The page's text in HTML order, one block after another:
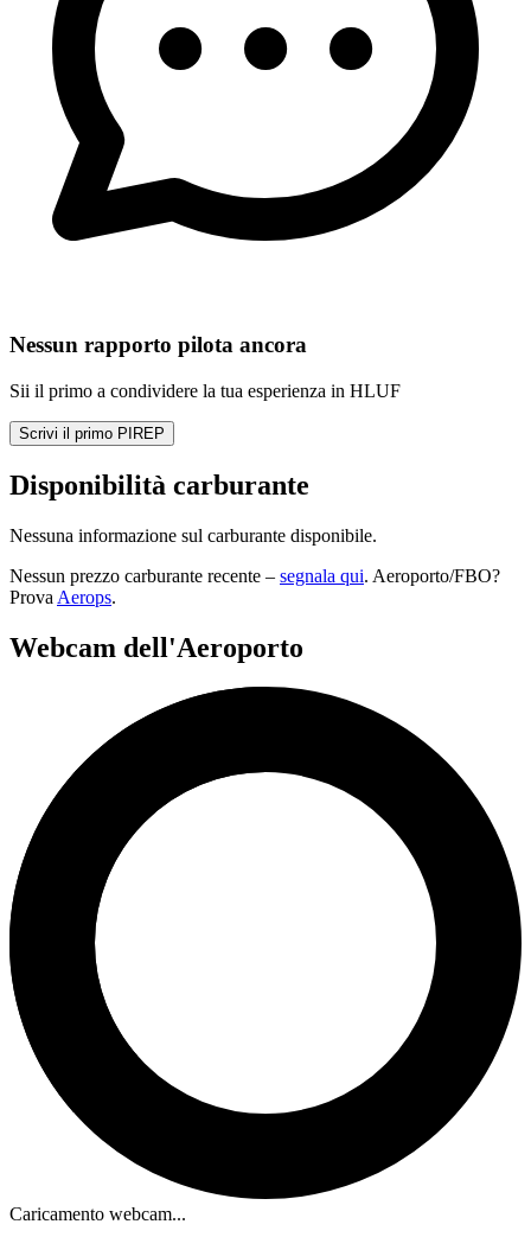
Nessun rapporto pilota ancora
Sii il primo a condividere la tua esperienza in HLUF
Scrivi il primo PIREP
Disponibilità carburante
Nessuna informazione sul carburante disponibile.
Nessun prezzo carburante recente – segnala qui. Aeroporto/FBO?
Prova Aerops.
Webcam dell'Aeroporto
Caricamento webcam...